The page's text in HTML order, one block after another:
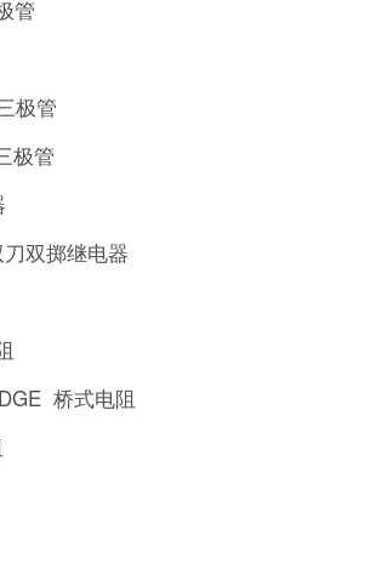
管
极管
极管
刀双掷继电器
桥式电阻